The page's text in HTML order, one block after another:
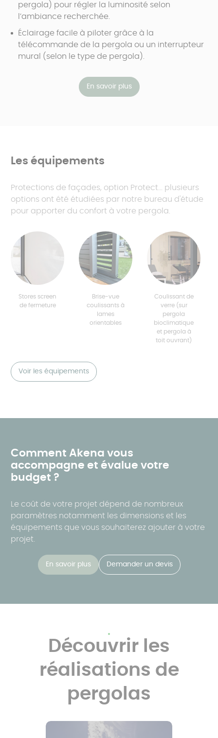
pergola) pour régler la luminosité selon
l’ambiance recherchée.
Éclairage facile à piloter grâce à la
télécommande de la pergola ou un interrupteur
mural (selon le type de pergola).
En savoir plus
Les équipements
Protections de façades, option Protect... plusieurs
options ont été étudiées par notre bureau d'étude
pour apporter du confort à votre pergola.
Stores screen
de fermeture
Brise-vue
coulissants à
lames
orientables
Coulissant de
verre (sur
pergola
bioclimatique
et pergola à
toit ouvrant)
Voir les équipements
Comment Akena vous
accompagne et évalue votre
budget ?
Le coût de votre projet dépend de nombreux
paramètres notamment les dimensions et les
équipements que vous souhaiterez ajouter à votre
projet.
En savoir plus Demander un devis
Découvrir les
réalisations de
pergolas